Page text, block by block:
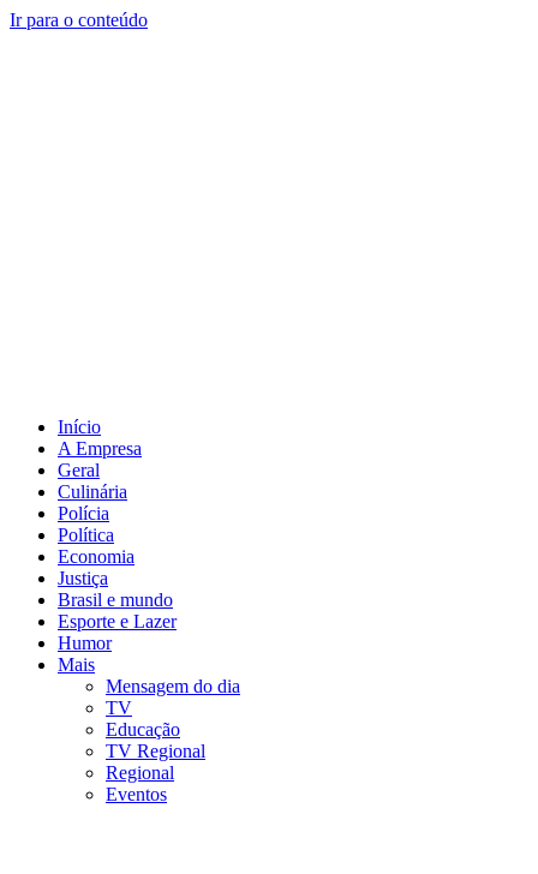
Ir para o conteúdo
Início
A Empresa
Geral
Culinária
Polícia
Política
Economia
Justiça
Brasil e mundo
Esporte e Lazer
Humor
Mais
Mensagem do dia
TV
Educação
TV Regional
Regional
Eventos